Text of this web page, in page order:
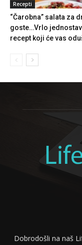
Recepti
“Čarobna” salata za
goste…Vrlo
recept koji će vas
Dobrodošli na naš